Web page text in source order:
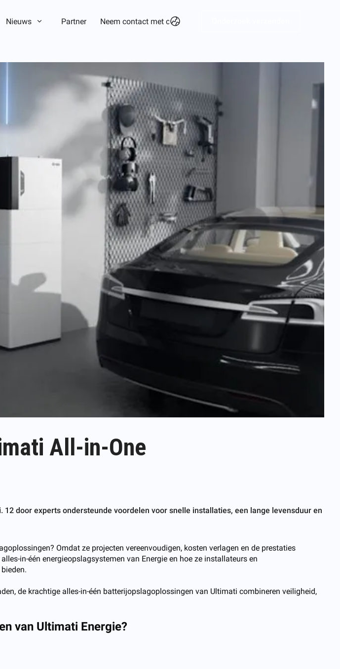
Nieuws Partner Neem contact met ons op
All-in-One
door experts ondersteunde voordelen voor snelle installaties, een lange levensduur en
Omdat ze projecten vereenvoudigen, kosten verlagen en de prestaties
in-één energieopslagsystemen van Energie en hoe ze installateurs en
de krachtige alles-in-één batterijopslagoplossingen van Ultimati combineren veiligheid,
van Ultimati Energie?